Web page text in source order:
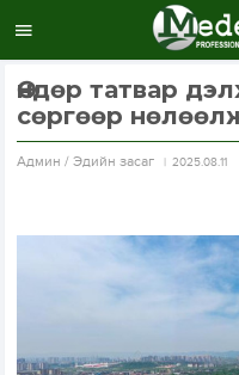
Өндөр татвар
сөргөөр
Aдмин / Эдийн засаг 2025.08.11